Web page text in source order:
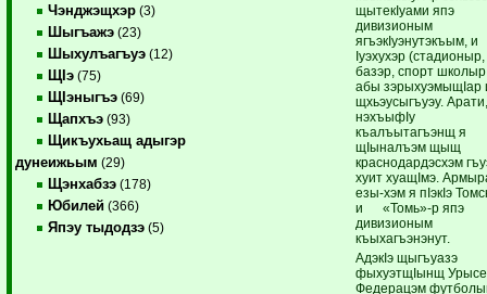
Чэнджэщхэр (3)
Шыгъажэ (23)
Шыхулъагъуэ (12)
ЩIэ (75)
ЩIэныгъэ (69)
Щапхъэ (93)
Щикъухьащ адыгэр
дунеижьым (29)
Щэнхабзэ (178)
Юбилей (366)
Япэу тыдодзэ (5)
щытекIуами япэ
дивизионым
ягъэкIуэнутэкъым, и
Iуэхухэр (стадионыр,
базэр, спорт
абы зэрыхуэмыщIар
щхьэусыгъуэу.
нэхъыфIу
къалъытагъэнщ я
щIыналъэм щыщ
краснодардэсхэм
хуит хуащIмэ.
езы-хэм я пIэкIэ
и «Томь»-р япэ
дивизионым
къыхагъэнэнут.
АдэкIэ щыгъуазэ
фыхуэтщIынщ
Федерацэм